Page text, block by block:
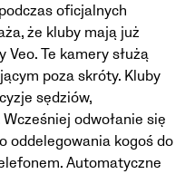
oficjalnych
że kluby mają już
Te kamery służą
poza skróty. Kluby
sędziów,
odwołanie się
oddelegowania kogoś do
Automatyczne